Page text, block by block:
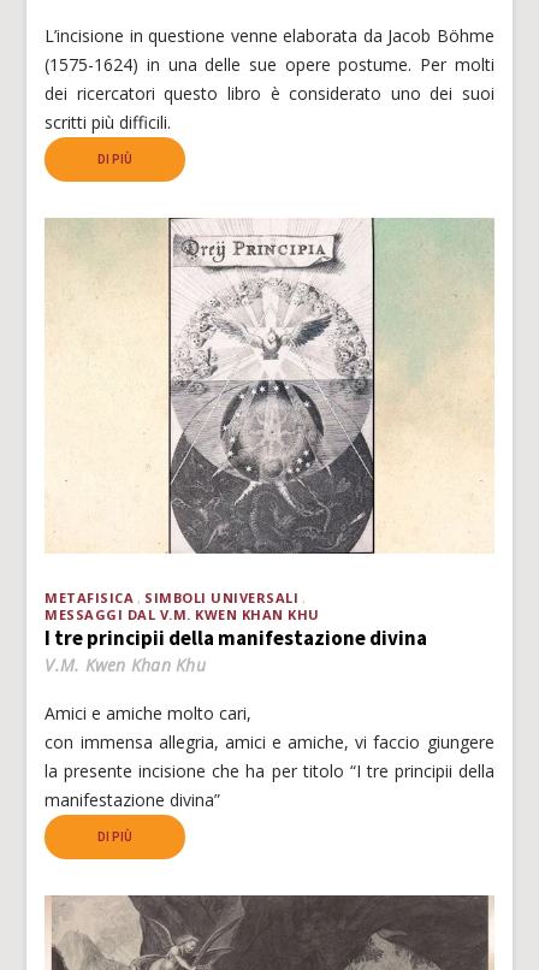
L’incisione in questione venne elaborata da Jacob Böhme
(1575-1624) in una delle sue opere postume. Per molti
dei ricercatori questo libro è considerato uno dei suoi
scritti più difficili.
DI PIÙ
METAFISICA
SIMBOLI UNIVERSALI
MESSAGGI DAL V.M. KWEN KHAN KHU
I tre principii della manifestazione divina
V.M. Kwen Khan Khu
Amici e amiche molto cari,
con immensa allegria, amici e amiche, vi faccio giungere
la presente incisione che ha per titolo “I tre principii della
manifestazione divina”
DI PIÙ